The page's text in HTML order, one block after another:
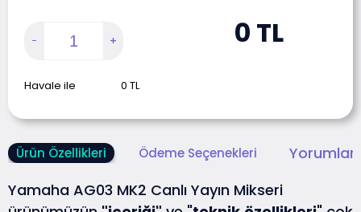
0 TL
Havale ile 0 TL
Ürün Özellikleri Ödeme Seçenekleri
Yamaha AG03 MK2 Canlı Yayın Mikseri